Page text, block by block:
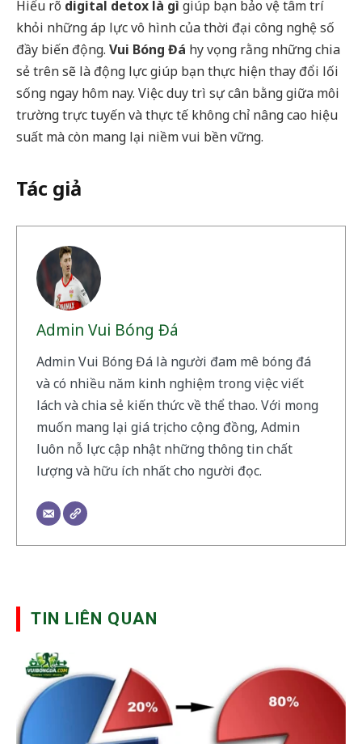
Hiểu rõ digital detox là gì giúp bạn bảo vệ tâm trí
khỏi những áp lực vô hình của thời đại công nghệ số
đầy biến động. Vui Bóng Đá hy vọng rằng những chia
sẻ trên sẽ là động lực giúp bạn thực hiện thay đổi lối
sống ngay hôm nay. Việc duy trì sự cân bằng giữa môi
trường trực tuyến và thực tế không chỉ nâng cao hiệu
suất mà còn mang lại niềm vui bền vững.
Tác giả
Admin Vui Bóng Đá
Admin Vui Bóng Đá là người đam mê bóng đá
và có nhiều năm kinh nghiệm trong việc viết
lách và chia sẻ kiến thức về thể thao. Với mong
muốn mang lại giá trị cho cộng đồng, Admin
luôn nỗ lực cập nhật những thông tin chất
lượng và hữu ích nhất cho người đọc.
TIN LIÊN QUAN